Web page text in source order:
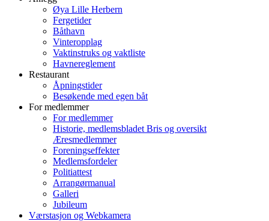
Øya Lille Herbern
Fergetider
Båthavn
Vinteropplag
Vaktinstruks og vaktliste
Havnereglement
Restaurant
Åpningstider
Besøkende med egen båt
For medlemmer
For medlemmer
Historie, medlemsbladet Bris og oversikt
Æresmedlemmer
Foreningseffekter
Medlemsfordeler
Politiattest
Arrangørmanual
Galleri
Jubileum
Værstasjon og Webkamera